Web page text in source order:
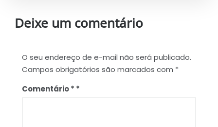
Deixe um comentário
O seu endereço de e-mail não será publicado.
Campos obrigatórios são marcados com *
Comentário*